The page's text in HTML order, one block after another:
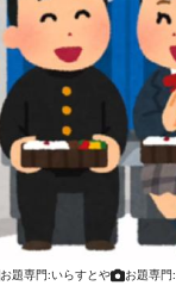
お題専門:いらすとや お題専門